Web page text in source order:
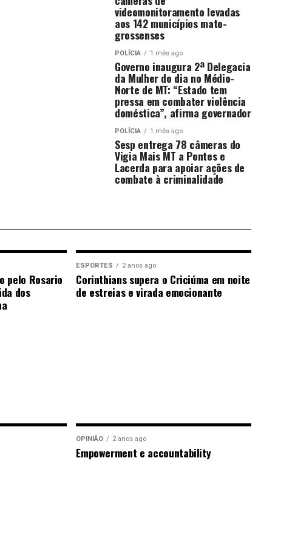
videomonitoramento levadas
aos 142 municípios mato-
grossenses
POLÍCIA 1 mês ago
Governo inaugura 2ª Delegacia
da Mulher do dia no Médio-
Norte de MT: “Estado tem
pressa em combater violência
doméstica”, afirma governador
POLÍCIA 1 mês ago
Sesp entrega 78 câmeras do
Vigia Mais MT a Pontes e
Lacerda para apoiar ações de
combate à criminalidade
pelo Rosario
dos
ESPORTES 2 anos ago
Corinthians supera o Criciúma em noite
de estreias e virada emocionante
OPINIÃO 2 anos ago
Empowerment e accountability